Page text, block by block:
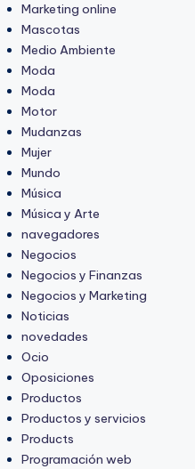
Marketing online
Mascotas
Medio Ambiente
Moda
Moda
Motor
Mudanzas
Mujer
Mundo
Música
Música y Arte
navegadores
Negocios
Negocios y Finanzas
Negocios y Marketing
Noticias
novedades
Ocio
Oposiciones
Productos
Productos y servicios
Products
Programación web